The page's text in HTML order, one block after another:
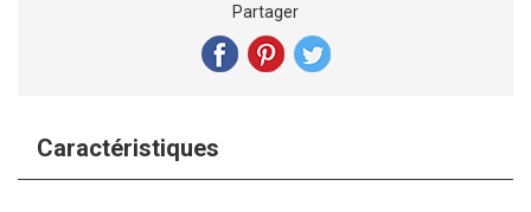
Partager
Caractéristiques